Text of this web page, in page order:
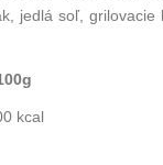
jedlá soľ, grilovacie
kcal